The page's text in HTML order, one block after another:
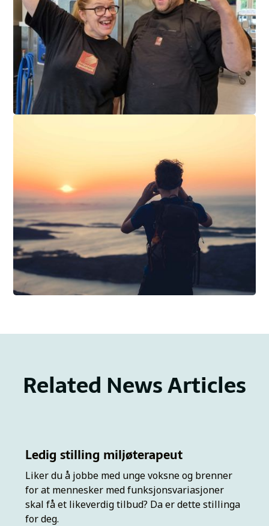
Related News Articles
Ledig stilling miljøterapeut
Liker du å jobbe med unge voksne og brenner
for at mennesker med funksjonsvariasjoner
skal få et likeverdig tilbud? Da er dette stillinga
for deg.